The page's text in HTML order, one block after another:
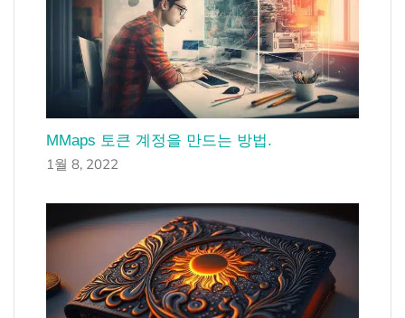
MMaps 토큰 계정을 만드는 방법.
1월 8, 2022